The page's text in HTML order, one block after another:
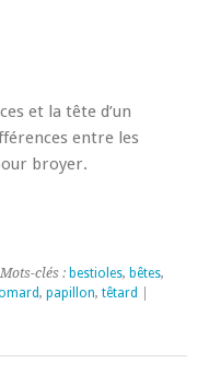
et la tête d’un
entre les
broyer.
clés : bestioles, bêtes,
, papillon, têtard